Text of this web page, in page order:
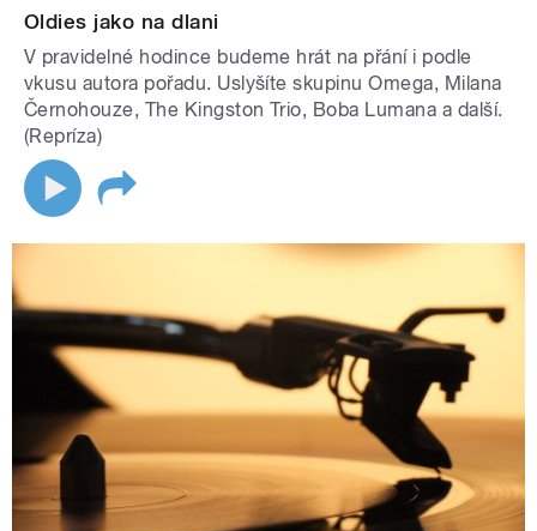
Oldies jako na dlani
V pravidelné hodince budeme hrát na přání i podle
vkusu autora pořadu. Uslyšíte skupinu Omega, Milana
Černohouze, The Kingston Trio, Boba Lumana a další.
(Repríza)